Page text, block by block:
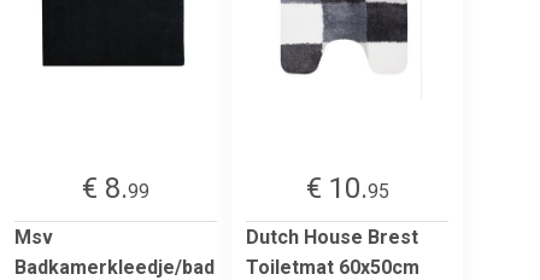
€ 8.99
Msv
Badkamerkleedje/bad
€ 10.95
Dutch House Brest
Toiletmat 60x50cm